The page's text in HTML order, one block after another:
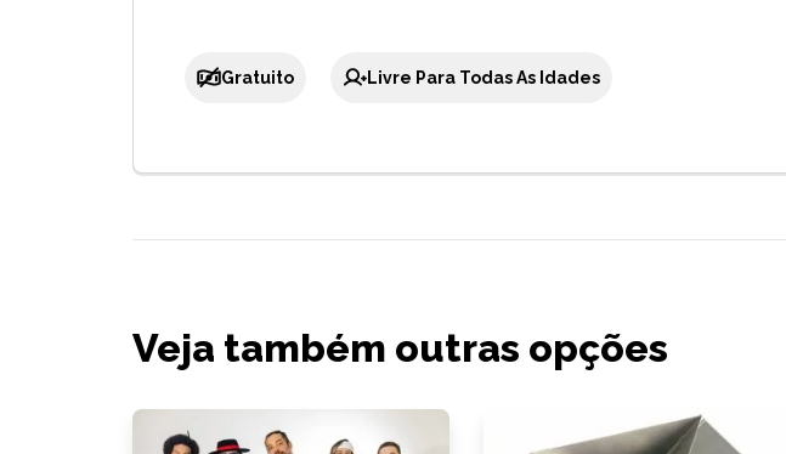
Gratuito Livre Para Todas As Idades
Veja também outras opções